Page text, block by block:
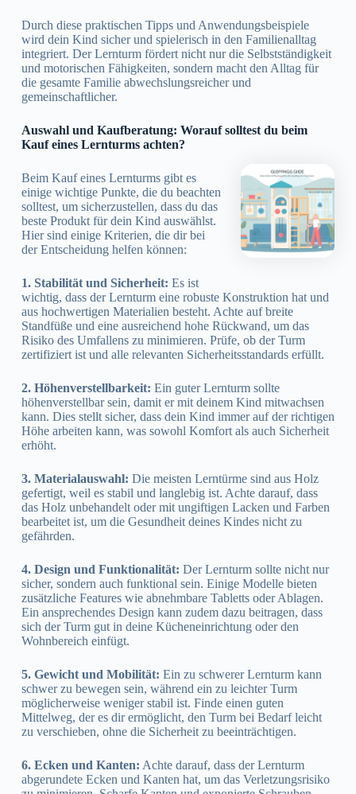
Durch diese praktischen Tipps und Anwendungsbeispiele
wird dein Kind sicher und spielerisch in den Familienalltag
integriert. Der Lernturm fördert nicht nur die Selbstständigkeit
und motorischen Fähigkeiten, sondern macht den Alltag für
die gesamte Familie abwechslungsreicher und
gemeinschaftlicher.
Auswahl und Kaufberatung: Worauf solltest du beim
Kauf eines Lernturms achten?
Beim Kauf eines Lernturms gibt es
einige wichtige Punkte, die du beachten
solltest, um sicherzustellen, dass du das
beste Produkt für dein Kind auswählst.
Hier sind einige Kriterien, die dir bei
der Entscheidung helfen können:
1. Stabilität und Sicherheit: Es ist
wichtig, dass der Lernturm eine robuste Konstruktion hat und
aus hochwertigen Materialien besteht. Achte auf breite
Standfüße und eine ausreichend hohe Rückwand, um das
Risiko des Umfallens zu minimieren. Prüfe, ob der Turm
zertifiziert ist und alle relevanten Sicherheitsstandards erfüllt.
2. Höhenverstellbarkeit: Ein guter Lernturm sollte
höhenverstellbar sein, damit er mit deinem Kind mitwachsen
kann. Dies stellt sicher, dass dein Kind immer auf der richtigen
Höhe arbeiten kann, was sowohl Komfort als auch Sicherheit
erhöht.
3. Materialauswahl: Die meisten Lerntürme sind aus Holz
gefertigt, weil es stabil und langlebig ist. Achte darauf, dass
das Holz unbehandelt oder mit ungiftigen Lacken und Farben
bearbeitet ist, um die Gesundheit deines Kindes nicht zu
gefährden.
4. Design und Funktionalität: Der Lernturm sollte nicht nur
sicher, sondern auch funktional sein. Einige Modelle bieten
zusätzliche Features wie abnehmbare Tabletts oder Ablagen.
Ein ansprechendes Design kann zudem dazu beitragen, dass
sich der Turm gut in deine Kücheneinrichtung oder den
Wohnbereich einfügt.
5. Gewicht und Mobilität: Ein zu schwerer Lernturm kann
schwer zu bewegen sein, während ein zu leichter Turm
möglicherweise weniger stabil ist. Finde einen guten
Mittelweg, der es dir ermöglicht, den Turm bei Bedarf leicht
zu verschieben, ohne die Sicherheit zu beeinträchtigen.
6. Ecken und Kanten: Achte darauf, dass der Lernturm
abgerundete Ecken und Kanten hat, um das Verletzungsrisiko